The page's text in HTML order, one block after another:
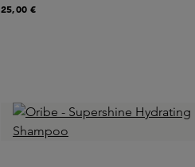
25,00 €